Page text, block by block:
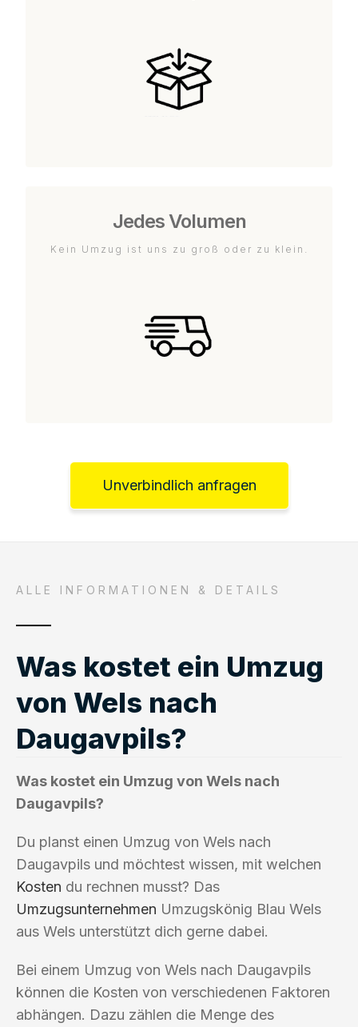
Jedes Volumen
Kein Umzug ist uns zu groß oder zu klein.
Unverbindlich anfragen
ALLE INFORMATIONEN & DETAILS
Was kostet ein Umzug
von Wels nach
Daugavpils?
Was kostet ein Umzug von Wels nach
Daugavpils?
Du planst einen Umzug von Wels nach
Daugavpils und möchtest wissen, mit welchen
Kosten du rechnen musst? Das
Umzugsunternehmen Umzugskönig Blau Wels
aus Wels unterstützt dich gerne dabei.
Bei einem Umzug von Wels nach Daugavpils
können die Kosten von verschiedenen Faktoren
abhängen. Dazu zählen die Menge des